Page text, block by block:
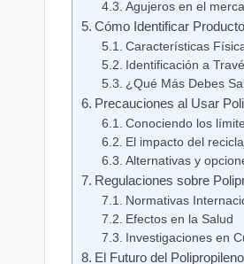
Agujeros en el
Cómo⁤ Identificar
Características
Identificación a
¿Qué Más Debes‌
Precauciones al Usar
Conociendo los
El impacto del
Alternativas‍ y
Regulaciones sobre
Normativas
Efectos en la ⁤Salud
Investigaciones en
El Futuro del